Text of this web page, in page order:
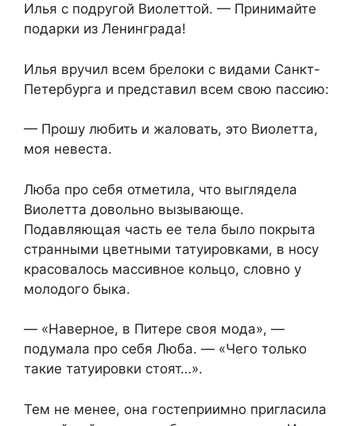
Илья с подругой Виолеттой. — Принимайте
подарки из Ленинграда!
Илья вручил всем брелоки с видами Санкт-
Петербурга и представил всем свою пассию:
— Прошу любить и жаловать, это Виолетта,
моя невеста.
Люба про себя отметила, что выглядела
Виолетта довольно вызывающе.
Подавляющая часть ее тела было покрыта
странными цветными татуировками, в носу
красовалось массивное кольцо, словно у
молодого быка.
— «Наверное, в Питере своя мода», —
подумала про себя Люба. — «Чего только
такие татуировки стоят…».
Тем не менее, она гостеприимно пригласила